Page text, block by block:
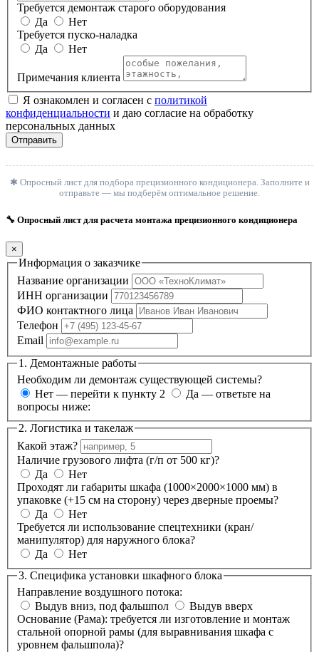
Требуется демонтаж старого оборудования
Да
Нет
Требуется пуско-наладка
Да
Нет
Примечания клиента
Я ознакомлен и согласен с политикой
конфиденциальности и даю согласие на обработку
персональных данных
Отправить
✱ Опросный лист для подбора прецизионного кондиционера. Заполните и
отправьте — мы подберём оптимальное решение.
🔧 Опросный лист для расчета монтажа прецизионного кондиционера
×
Информация о заказчике
Название организации
ИНН организации
ФИО контактного лица
Телефон
Email
1. Демонтажные работы
Необходим ли демонтаж существующей системы?
Нет — перейти к пункту 2
Да — ответьте на
вопросы ниже:
2. Логистика и такелаж
Какой этаж?
Наличие грузового лифта (г/п от 500 кг)?
Да
Нет
Проходят ли габариты шкафа (1000×2000×1000 мм) в
упаковке (+15 см на сторону) через дверные проемы?
Да
Нет
Требуется ли использование спецтехники (кран/
манипулятор) для наружного блока?
Да
Нет
3. Специфика установки шкафного блока
Направление воздушного потока:
Выдув вниз, под фальшпол
Выдув вверх
Основание (Рама): требуется ли изготовление и монтаж
стальной опорной рамы (для выравнивания шкафа с
уровнем фальшпола)?